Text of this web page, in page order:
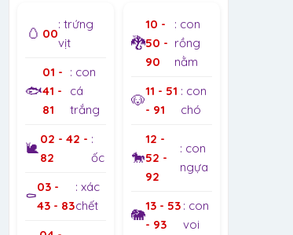
🥚 00
: trứng
vịt
🐟
01 -
41 -
81
: con
cá
trắng
🐌
02 - 42 -
82
:
ốc
⚰️
03 -
43 - 83
: xác
chết
🐉
10 -
50 -
90
: con
rồng
nằm
🐶
11 - 51
- 91
: con
chó
🐎
12 -
52 -
92
: con
ngựa
🐘
13 - 53
- 93
: con
voi